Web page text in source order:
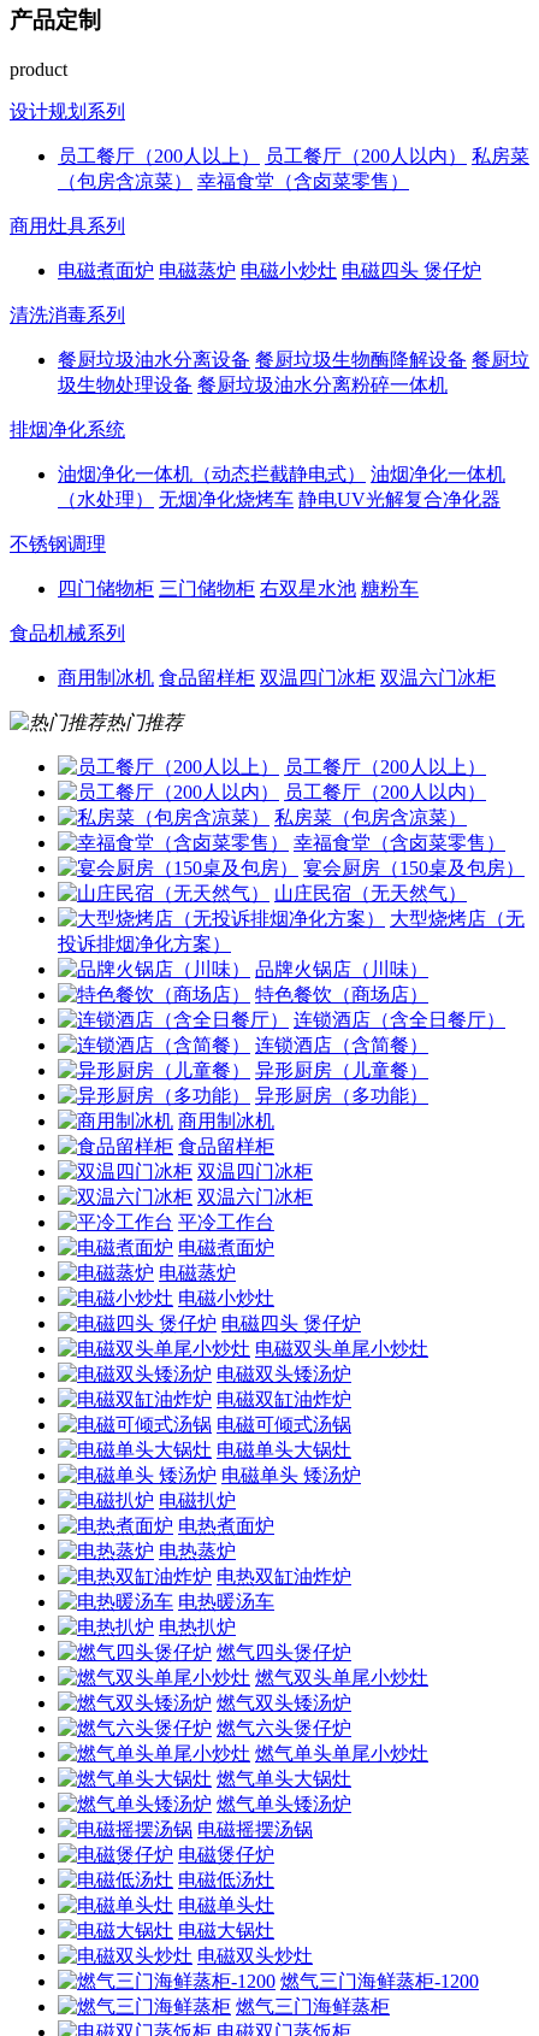
产品定制
product
设计规划系列
员工餐厅（200人以上） 员工餐厅（200人以内）
私房菜
（包房含凉菜）
幸福食堂（含卤菜零售）
商用灶具系列
电磁煮面炉 电磁蒸炉 电磁小炒灶 电磁四头 煲仔炉
清洗消毒系列
餐厨垃圾油水分离设备 餐厨垃圾生物酶降解设备 餐厨垃
圾生物处理设备 餐厨垃圾油水分离粉碎一体机
排烟净化系统
油烟净化一体机（动态拦截静电式）
油烟净化一体机
（水处理）
无烟净化烧烤车 静电UV光解复合净化器
不锈钢调理
四门储物柜 三门储物柜 右双星水池 糖粉车
食品机械系列
商用制冰机 食品留样柜 双温四门冰柜 双温六门冰柜
热门推荐
员工餐厅（200人以上）
员工餐厅（200人以内）
私房菜（包房含凉菜）
幸福食堂（含卤菜零售）
宴会厨房（150桌及包房）
山庄民宿（无天然气）
大型烧烤店（无
投诉排烟净化方案）
品牌火锅店（川味）
特色餐饮（商场店）
连锁酒店（含全日餐厅）
连锁酒店（含简餐）
异形厨房（儿童餐）
异形厨房（多功能）
商用制冰机
食品留样柜
双温四门冰柜
双温六门冰柜
平冷工作台
电磁煮面炉
电磁蒸炉
电磁小炒灶
电磁四头 煲仔炉
电磁双头单尾小炒灶
电磁双头矮汤炉
电磁双缸油炸炉
电磁可倾式汤锅
电磁单头大锅灶
电磁单头 矮汤炉
电磁扒炉
电热煮面炉
电热蒸炉
电热双缸油炸炉
电热暖汤车
电热扒炉
燃气四头煲仔炉
燃气双头单尾小炒灶
燃气双头矮汤炉
燃气六头煲仔炉
燃气单头单尾小炒灶
燃气单头大锅灶
燃气单头矮汤炉
电磁摇摆汤锅
电磁煲仔炉
电磁低汤灶
电磁单头灶
电磁大锅灶
电磁双头炒灶
燃气三门海鲜蒸柜-1200
燃气三门海鲜蒸柜
电磁双门蒸饭柜